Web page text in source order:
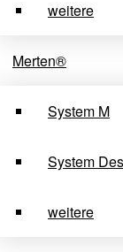
weitere
Merten®
System M
System
weitere